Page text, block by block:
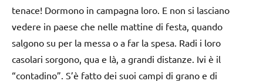
tenace! Dormono in campagna loro. E non si lasciano
vedere in paese che nelle mattine di festa, quando
salgono su per la messa o a far la spesa. Radi i loro
casolari sorgono, qua e là, a grandi distanze. Ivi è il
“contadino”. S’è fatto dei suoi campi di grano e di